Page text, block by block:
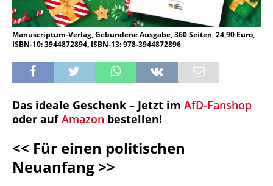
Manuscriptum-Verlag, Gebundene Ausgabe, 360 Seiten, 24,90 Euro,
ISBN-10: 3944872894, ISBN-13: 978-3944872896
Das ideale Geschenk – Jetzt im AfD-Fanshop
oder aufAmazon bestellen!
<< Für einen politischen
Neuanfang >>